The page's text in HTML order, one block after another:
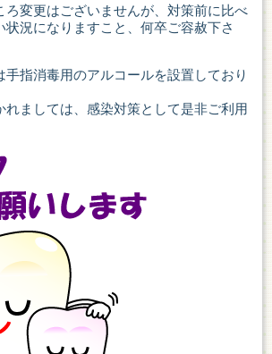
ろ変更はございませんが、対策前に比べ
状況になりますこと、何卒ご容赦下さ
手指消毒用のアルコールを設置しており
れましては、感染対策として是非ご利用